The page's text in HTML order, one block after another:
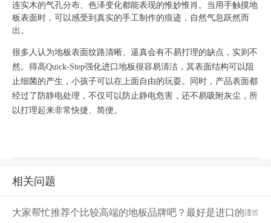
连实木的气孔分布、色泽变化都能表现的惟妙惟肖。当用手触摸地
板表面时，可以感受到真实的手工制作的痕迹，自然气息跃然而
出。
很多人认为地板表面纹路清晰、逼真会有不易打理的缺点，实则不
然。得高Quick-Step强化进口地板很容易清洁，其表面结构可以阻
止细菌的产生，小孩子可以在上面自由的玩耍。同时，产品表面都
经过了防静电处理，不仅可以防止静电危害，还不易吸附灰尘，所
以打理起来非常快捷、简便。
相关问题
大家帮忙推荐个比较高端的地板品牌吧？最好是进口的！
1个回答